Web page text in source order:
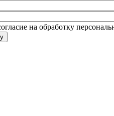
на обработку